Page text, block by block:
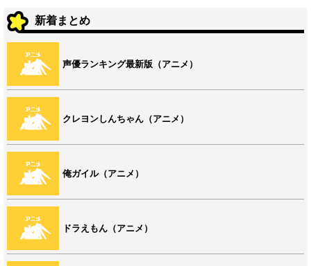
新着まとめ
声優ランキング最新版（アニメ）
クレヨンしんちゃん（アニメ）
俺ガイル（アニメ）
ドラえもん（アニメ）